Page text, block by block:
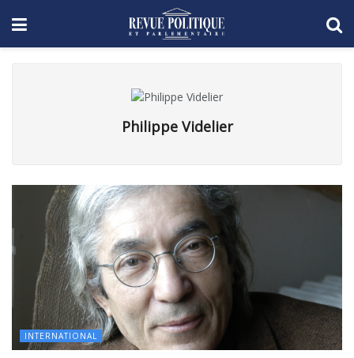
Philippe Videlier
INTERNATIONAL